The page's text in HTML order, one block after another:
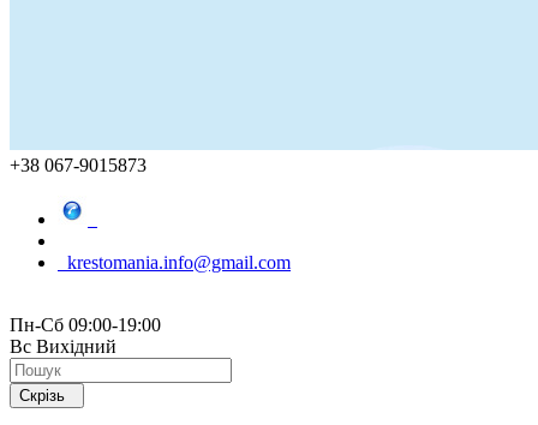
+38 067-9015873
krestomania.info@gmail.com
Пн-Сб 09:00-19:00
Вс Вихідний
Скрізь